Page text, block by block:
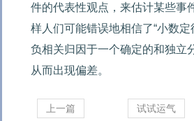
件的代表性观点，来估计某些事
样人们可能错误地相信了“小数定
负相关归因于一个确定的和独立
从而出现偏差。
上一篇 试试运气